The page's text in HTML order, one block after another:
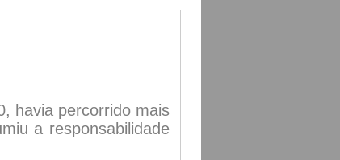
havia percorrido mais
a responsabilidade